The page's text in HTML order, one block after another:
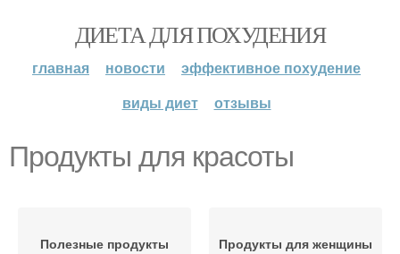
ДИЕТА ДЛЯ ПОХУДЕНИЯ
главная новости
эффективное похудение
виды диет
отзывы
Продукты для красоты
Полезные продукты Продукты для женщины